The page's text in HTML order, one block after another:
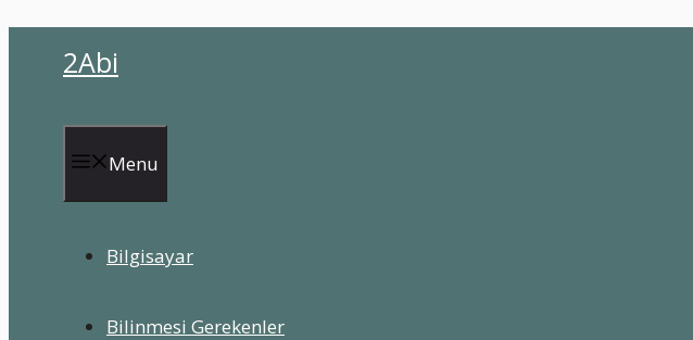
2Abi
Menu
Bilgisayar
Bilinmesi Gerekenler